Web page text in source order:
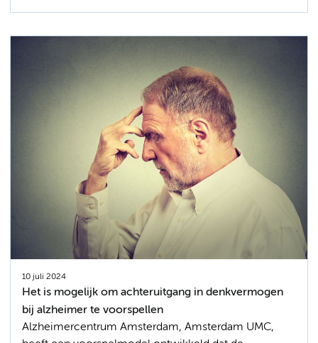
10 juli 2024
Het is mogelijk om achteruitgang in denkvermogen
bij alzheimer te voorspellen
Alzheimercentrum Amsterdam, Amsterdam UMC,